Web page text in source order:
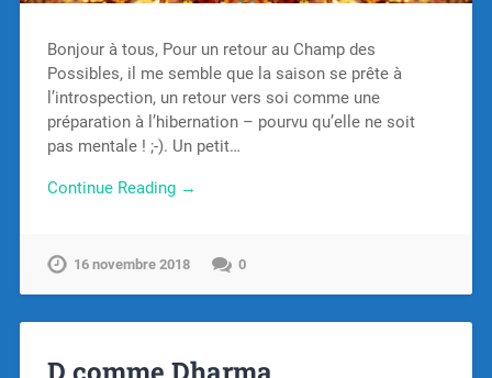
Bonjour à tous, Pour un retour au Champ des
Possibles, il me semble que la saison se prête à
l’introspection, un retour vers soi comme une
préparation à l’hibernation – pourvu qu’elle ne soit
pas mentale ! ;-). Un petit…
Continue Reading →
16 novembre 2018 0